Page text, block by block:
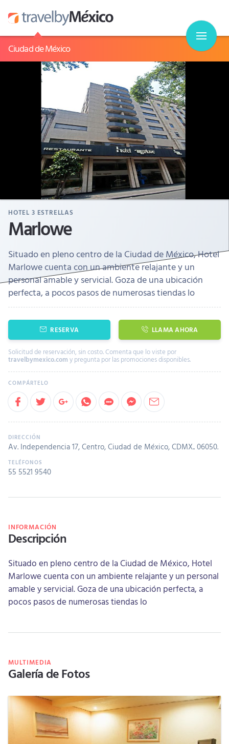
Ciudad de México
HOTEL 3 ESTRELLAS
Marlowe
Situado en pleno centro de la Ciudad de México, Hotel
Marlowe cuenta con un ambiente relajante y un
personal amable y servicial. Goza de una ubicación
perfecta, a pocos pasos de numerosas tiendas lo
RESERVA LLAMA AHORA
Solicitud de reservación, sin costo. Comenta que lo viste por
travelbymexico.com y pregunta por las promociones disponibles.
Av. Independencia 17, Centro, Ciudad de México, CDMX.. 06050.
55 5521 9540
INFORMACIÓN
Descripción
Situado en pleno centro de la Ciudad de México, Hotel
Marlowe cuenta con un ambiente relajante y un personal
amable y servicial. Goza de una ubicación perfecta, a
pocos pasos de numerosas tiendas lo
MULTIMEDIA
Galería de Fotos